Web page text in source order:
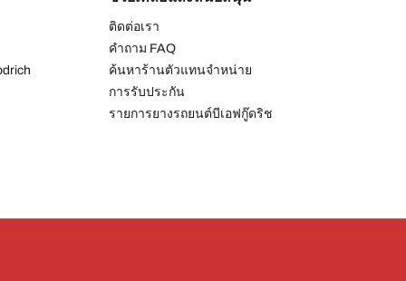
ติดต่อเรา
คำถาม FAQ
ค้นหาร้านตัวแทนจำหน่าย
การรับประกัน
รายการยางรถยนต์บีเอฟกู๊ดริช